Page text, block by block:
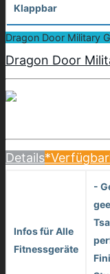
Klappbar
Dragon Door Military
Dragon Door
Details
Infos für Alle
Fitnessgeräte
-